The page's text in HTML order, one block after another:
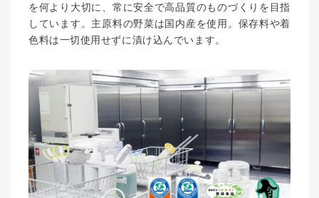
を何より大切に、常に安全で高品質のものづくりを目指
しています。主原料の野菜は国内産を使用。保存料や着
色料は一切使用せずに漬け込んでいます。